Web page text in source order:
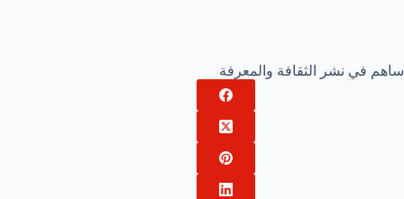
ساهم في نشر الثقافة والمعرفة